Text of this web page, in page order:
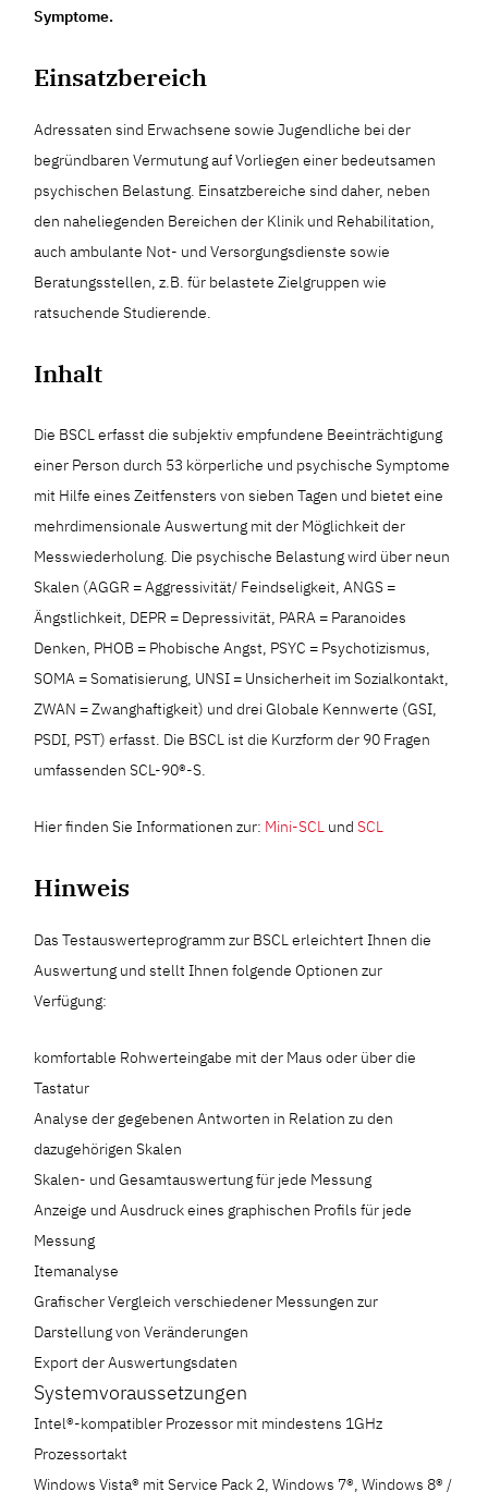
Symptome.
Einsatzbereich
Adressaten sind Erwachsene sowie Jugendliche bei der
begründbaren Vermutung auf Vorliegen einer bedeutsamen
psychischen Belastung. Einsatzbereiche sind daher, neben
den naheliegenden Bereichen der Klinik und Rehabilitation,
auch ambulante Not- und Versorgungsdienste sowie
Beratungsstellen, z.B. für belastete Zielgruppen wie
ratsuchende Studierende.
Inhalt
Die BSCL erfasst die subjektiv empfundene Beeinträchtigung
einer Person durch 53 körperliche und psychische Symptome
mit Hilfe eines Zeitfensters von sieben Tagen und bietet eine
mehrdimensionale Auswertung mit der Möglichkeit der
Messwiederholung. Die psychische Belastung wird über neun
Skalen (AGGR = Aggressivität/ Feindseligkeit, ANGS =
Ängstlichkeit, DEPR = Depressivität, PARA = Paranoides
Denken, PHOB = Phobische Angst, PSYC = Psychotizismus,
SOMA = Somatisierung, UNSI = Unsicherheit im Sozialkontakt,
ZWAN = Zwanghaftigkeit) und drei Globale Kennwerte (GSI,
PSDI, PST) erfasst. Die BSCL ist die Kurzform der 90 Fragen
umfassenden SCL-90®-S.
Hier finden Sie Informationen zur: Mini-SCL undSCL
Hinweis
Das Testauswerteprogramm zur BSCL erleichtert Ihnen die
Auswertung und stellt Ihnen folgende Optionen zur
Verfügung:
komfortable Rohwerteingabe mit der Maus oder über die
Tastatur
Analyse der gegebenen Antworten in Relation zu den
dazugehörigen Skalen
Skalen- und Gesamtauswertung für jede Messung
Anzeige und Ausdruck eines graphischen Profils für jede
Messung
Itemanalyse
Grafischer Vergleich verschiedener Messungen zur
Darstellung von Veränderungen
Export der Auswertungsdaten
Systemvoraussetzungen
Intel®-kompatibler Prozessor mit mindestens 1GHz
Prozessortakt
Windows Vista® mit Service Pack 2, Windows 7®, Windows 8® /